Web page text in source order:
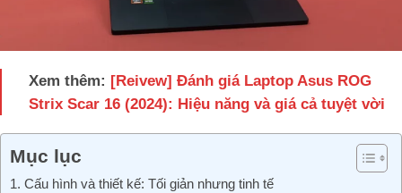
Xem thêm: [Reivew] Đánh giá Laptop Asus ROG
Strix Scar 16 (2024): Hiệu năng và giá cả tuyệt vời
Mục lục
1. Cấu hình và thiết kế: Tối giản nhưng tinh tế